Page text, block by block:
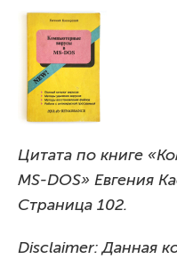
Цитата по книге
MS-DOS» Евгения
Страница 102.
Disclaimer: Данная